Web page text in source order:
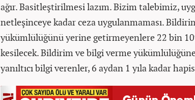
ağır. Basitleştirilmesi lazım. Bizim talebimiz,
netleşinceye kadar ceza uygulanmaması.
yükümlülüğünü yerine getirmeyenlere 22 bin
kesilecek. Bildirim ve bilgi verme yükümlülüğüne
yanıltıcı bilgi verenler, 6 aydan 1 yıla kadar